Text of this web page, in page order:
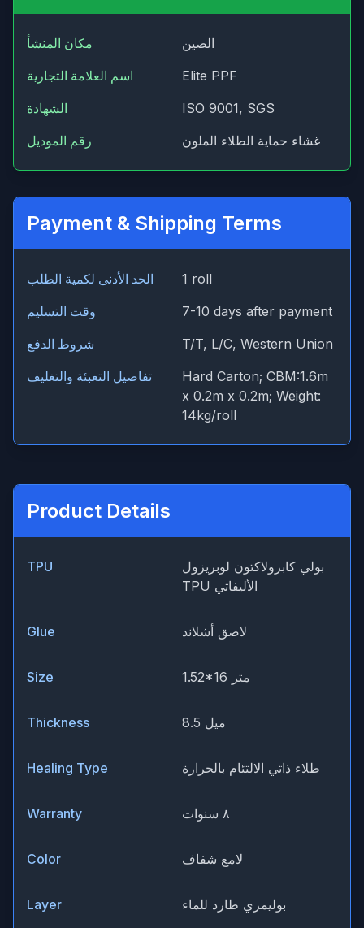
مكان المنشأ
الصين
اسم العلامة التجارية
Elite PPF
الشهادة
ISO 9001, SGS
رقم الموديل
غشاء حماية الطلاء الملون
Payment & Shipping Terms
الحد الأدنى لكمية الطلب
1 roll
وقت التسليم
7-10 days after payment
شروط الدفع
T/T, L/C, Western Union
تفاصيل التعبئة والتغليف
Hard Carton; CBM:1.6m
x 0.2m x 0.2m; Weight:
14kg/roll
Product Details
TPU
بولي كابرولاكتون لوبريزول
TPU الأليفاتي
Glue لاصق أشلاند
Size 1.52*16 متر
Thickness 8.5 ميل
Healing Type طلاء ذاتي الالتئام بالحرارة
Warranty ٨ سنوات
Color لامع شفاف
Layer بوليمري طارد للماء